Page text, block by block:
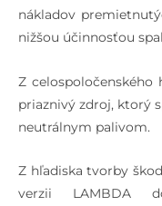
Elektrický
príkon –
Účinnosť kotla
– drevo
Účinnosť kotla
– pelety
nákladov
nižšou účinnosťou
Z celospoločenského
priaznivý zdroj, ktorý
neutrálnym palivom.
Z hľadiska tvorby
verzii LAMBDA